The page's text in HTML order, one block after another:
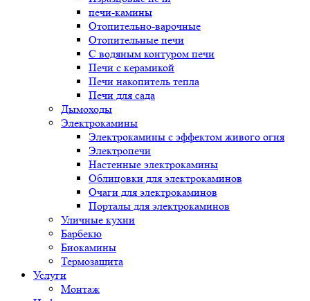
печи-камины
Отопительно-варочные
Отопительные печи
С водяным контуром печи
Печи с керамикой
Печи накопитель тепла
Печи для сада
Дымоходы
Электрокамины
Электрокамины с эффектом живого огня
Электропечи
Настенные электрокамины
Облицовки для электрокаминов
Очаги для электрокаминов
Порталы для электрокаминов
Уличные кухни
Барбекю
Биокамины
Термозащита
Услуги
Монтаж